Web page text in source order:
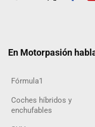
En Motorpasión
Fórmula1
Coches híbridos y
enchufables